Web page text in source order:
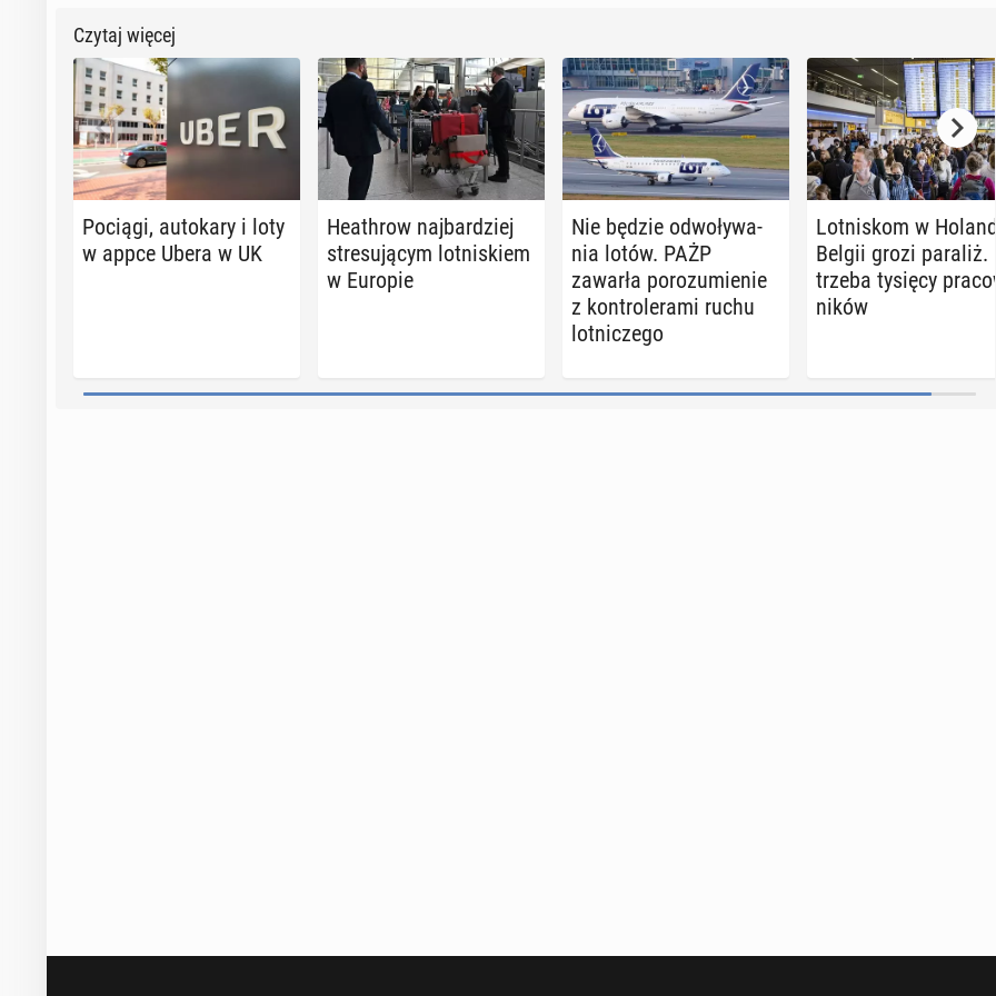
Czytaj więcej
Pociągi, au­to­ka­ry i loty
w appce Ubera w UK
He­ath­row naj­bar­dziej
stre­su­ją­cym lot­ni­skiem
w Europie
Nie będzie od­wo­ły­wa­
nia lotów. PAŻP
zawarła po­ro­zu­mie­nie
z kon­tro­le­ra­mi ruchu
lot­ni­cze­go
Lot­ni­skom w
Belgii grozi paraliż.
trze­ba tysięcy
ni­ków